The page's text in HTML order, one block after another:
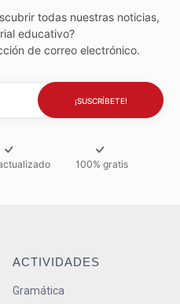
todas nuestras noticias,
educativo?
de correo electrónico.
100% gratis
ACTIVIDADES
Gramática